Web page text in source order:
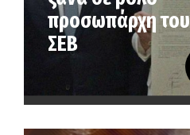
προσωπάρχη του
ΣΕΒ